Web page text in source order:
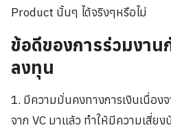
Product นั้นๆ ได้จริงๆหรือไม่
ข้อดีของการร่วมงา
ลงทุน
1. มีความมั่นคงทางการเงินเนื่อง
จาก VC มาแล้ว ทำให้มีความเสี่ย